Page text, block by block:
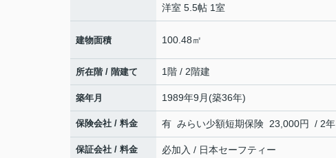
洋室 5.5帖 1室
建物面積 100.48㎡
所在階 / 階建て 1階 / 2階建
築年月 1989年9月(築36年)
保険会社 / 料金 有 みらい少額短期保険 23,000円 / 2年
保証会社 / 料金
必加入 / 日本セーフティー